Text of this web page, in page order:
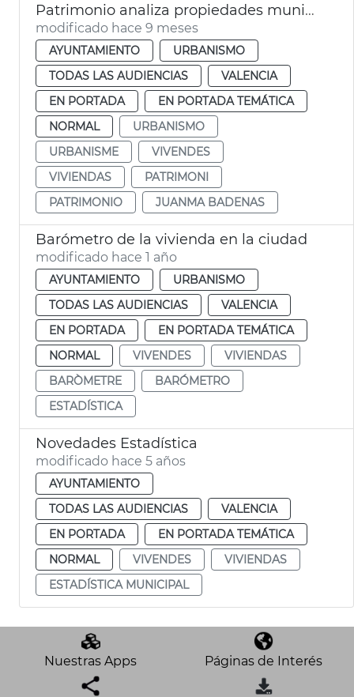
Patrimonio analiza propiedades municipales para hacer viviendas
modificado hace 9 meses
AYUNTAMIENTO
URBANISMO
TODAS LAS AUDIENCIAS
VALENCIA
EN PORTADA
EN PORTADA TEMÁTICA
NORMAL
URBANISMO
URBANISME
VIVENDES
VIVIENDAS
PATRIMONI
PATRIMONIO
JUANMA BADENAS
Barómetro de la vivienda en la ciudad
modificado hace 1 año
AYUNTAMIENTO
URBANISMO
TODAS LAS AUDIENCIAS
VALENCIA
EN PORTADA
EN PORTADA TEMÁTICA
NORMAL
VIVENDES
VIVIENDAS
BARÒMETRE
BARÓMETRO
ESTADÍSTICA
Novedades Estadística
modificado hace 5 años
AYUNTAMIENTO
TODAS LAS AUDIENCIAS
VALENCIA
EN PORTADA
EN PORTADA TEMÁTICA
NORMAL
VIVENDES
VIVIENDAS
ESTADÍSTICA MUNICIPAL
Nuestras Apps Páginas de Interés